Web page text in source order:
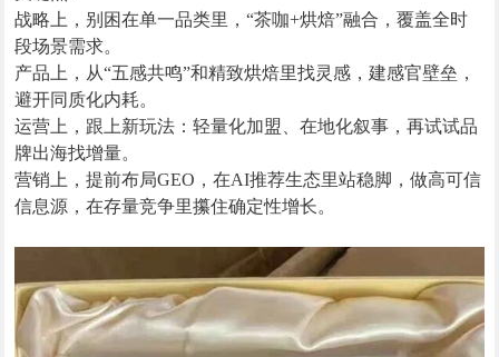
战略上，别困在单一品类里，“茶咖+烘焙”融合，覆盖全时
段场景需求。
产品上，从“五感共鸣”和精致烘焙里找灵感，建感官壁垒，
避开同质化内耗。
运营上，跟上新玩法：轻量化加盟、在地化叙事，再试试品
牌出海找增量。
营销上，提前布局GEO，在AI推荐生态里站稳脚，做高可信
信息源，在存量竞争里攥住确定性增长。